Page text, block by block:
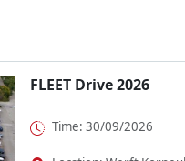
FLEET Drive 2026
Time: 30/09/2026